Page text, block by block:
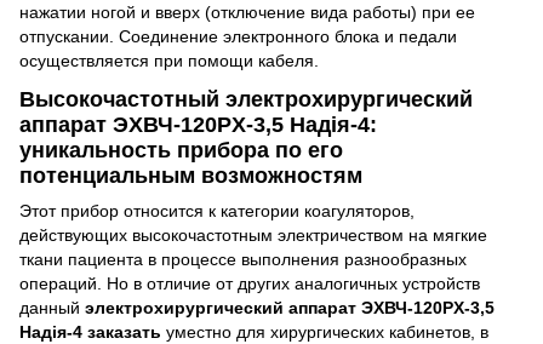
нажатии ногой и вверх (отключение вида работы) при ее
отпускании. Соединение электронного блока и педали
осуществляется при помощи кабеля.
Высокочастотный электрохирургический
аппарат ЭХВЧ-120PX-3,5 Надія-4:
уникальность прибора по его
потенциальным возможностям
Этот прибор относится к категории коагуляторов,
действующих высокочастотным электричеством на мягкие
ткани пациента в процессе выполнения разнообразных
операций. Но в отличие от других аналогичных устройств
данный электрохирургический аппарат ЭХВЧ-120PX-3,5
Надія-4 заказать уместно для хирургических кабинетов, в